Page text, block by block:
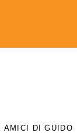
AMICI DI GUIDO